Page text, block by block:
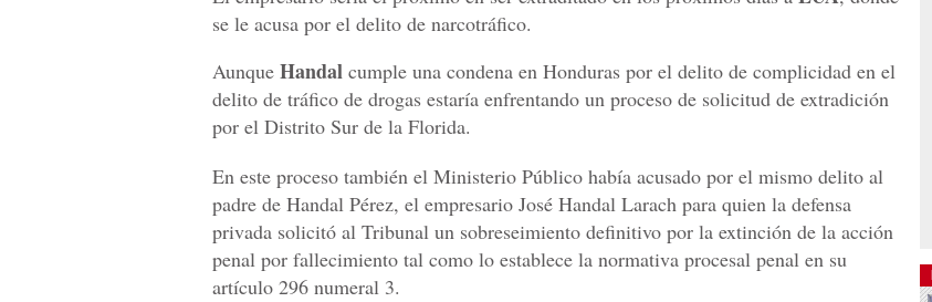
se le acusa por el delito de narcotráfico.
Aunque Handal cumple una condena en Honduras por el delito de complicidad en el
delito de tráfico de drogas estaría enfrentando un proceso de solicitud de extradición
por el Distrito Sur de la Florida.
En este proceso también el Ministerio Público había acusado por el mismo delito al
padre de Handal Pérez, el empresario José Handal Larach para quien la defensa
privada solicitó al Tribunal un sobreseimiento definitivo por la extinción de la acción
penal por fallecimiento tal como lo establece la normativa procesal penal en su
artículo 296 numeral 3.